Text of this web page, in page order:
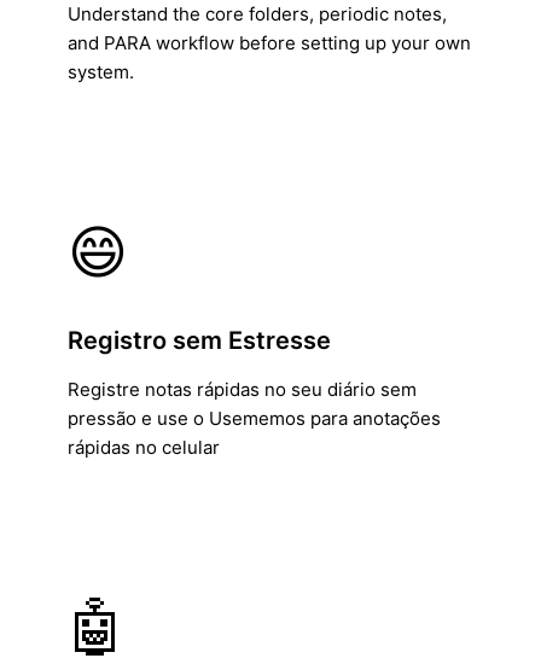
Understand the core folders, periodic notes,
and PARA workflow before setting up your own
system.
😄
Registro sem Estresse
Registre notas rápidas no seu diário sem
pressão e use o Usememos para anotações
rápidas no celular
🤖